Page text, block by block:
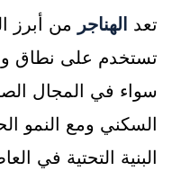
تعد الهناجر
من أبرز
تستخدم على نطاق
سواء في المجال
السكني ومع النمو
البنية التحتية في